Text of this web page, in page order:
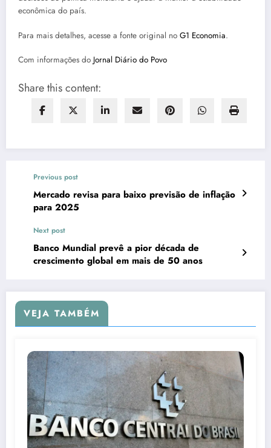
econômica do país.
Para mais detalhes, acesse a fonte original no G1 Economia.
Com informações do Jornal Diário do Povo
Share this content:
Previous post
Mercado revisa para baixo previsão de inflação
para 2025
Next post
Banco Mundial prevê a pior década de
crescimento global em mais de 50 anos
VEJA TAMBÉM